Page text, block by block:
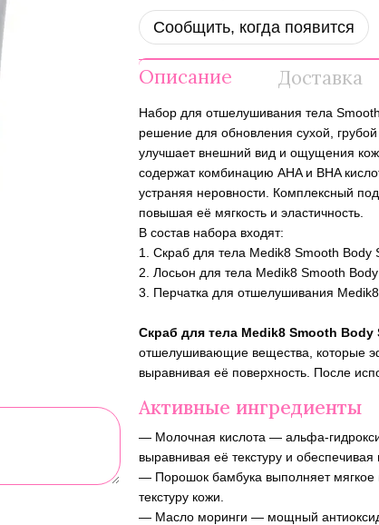
Сообщить, когда появится
Доставка
Описание
Набор для отшелушивания тела
решение для обновления сухой,
улучшает внешний вид и ощущения
содержат комбинацию AHA и BHA
устраняя неровности. Комплексный
повышая её мягкость и эластичность.
В состав набора входят:
1. Скраб для тела Medik8 Smooth Body
2. Лосьон для тела Medik8 Smooth
3. Перчатка для отшелушивания
Скраб для тела Medik8 Smooth Body
отшелушивающие вещества, которые
выравнивая её поверхность. После
Активные ингредиенты
— Молочная кислота — альфа-
выравнивая её текстуру и обеспечивая
— Порошок бамбука выполняет
текстуру кожи.
— Масло моринги — мощный